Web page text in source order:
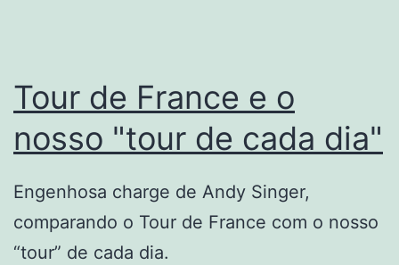
Tour de France e o
nosso "tour de cada dia"
Engenhosa charge de Andy Singer,
comparando o Tour de France com o nosso
“tour” de cada dia.